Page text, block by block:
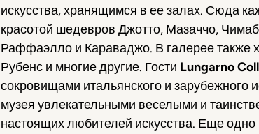
искусства, хранящимся в ее залах. Сюда
красотой шедевров Джотто, Мазаччо,
Раффаэлло и Караваджо. В галерее также
Рубенс и многие другие. Гости Lungarno
сокровищами итальянского и зарубежного
музея увлекательными веселыми и
настоящих любителей искусства. Еще